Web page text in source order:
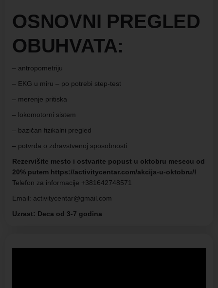
OSNOVNI PREGLED
OBUHVATA:
– antropometriju
– EKG u miru – po potrebi step-test
– merenje pritiska
– lokomotorni sistem
– bazičan fizikalni pregled
– potvrda o zdravstvenoj sposobnosti
Rezervišite mesto i ostvarite popust u oktobru mesecu od
20% putem https://activitycentar.com/akcija-u-oktobru/!
Telefon za informacije +381642748571
Email: activitycentar@gmail.com
Uzrast: Deca od 3-7 godina